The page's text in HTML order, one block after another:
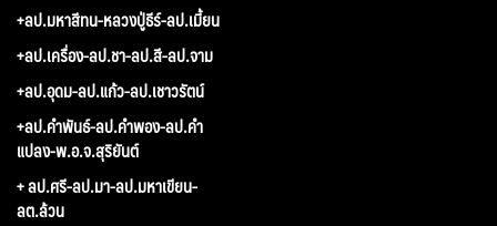
+ลป.มหาสีทน-หลวงปู่ธีร์-ลป.เมี้ยน
+ลป.เครื่อง-ลป.ชา-ลป.สี-ลป.จาม
+ลป.อุดม-ลป.แก้ว-ลป.เชาวรัตน์
+ลป.คำพันธ์-ลป.คำพอง-ลป.คำ
แปลง-พ.อ.จ.สุริยันต์
+ ลป.ศรี-ลป.มา-ลป.มหาเขียน-
ลต.ล้วน